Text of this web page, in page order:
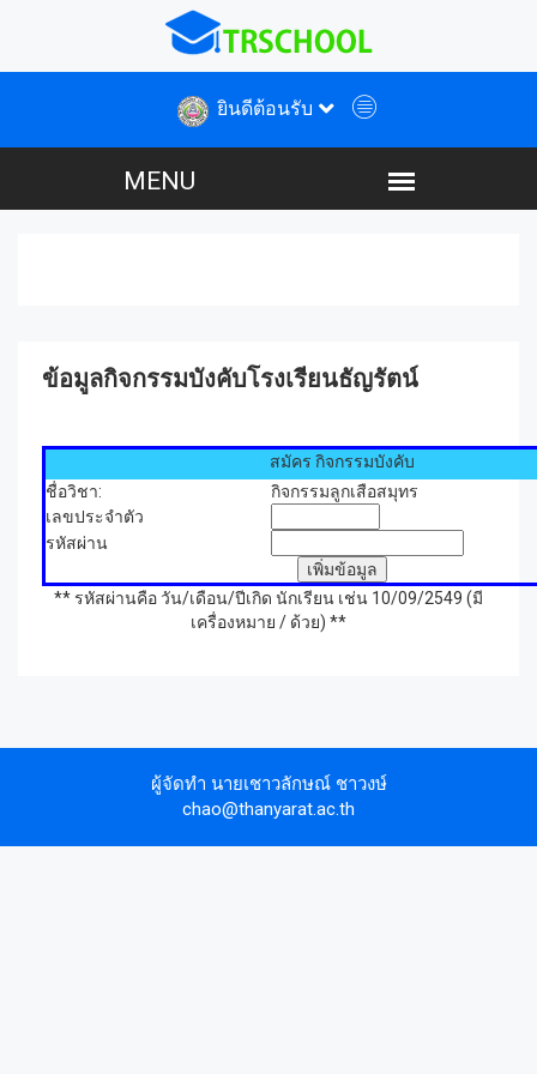
ยินดีต้อนรับ
ข้อมูลกิจกรรมบังคับโรงเรียนธัญรัตน์
สมัคร กิจกรรมบังคับ
ชื่อวิชา:
กิจกรรมลูกเสือสมุทร
เลขประจำตัว
รหัสผ่าน
** รหัสผ่านคือ วัน/เดือน/ปีเกิด นักเรียน เช่น 10/09/2549 (มี
เครื่องหมาย / ด้วย) **
ผู้จัดทำ นายเชาวลักษณ์ ชาวงษ์
chao@thanyarat.ac.th